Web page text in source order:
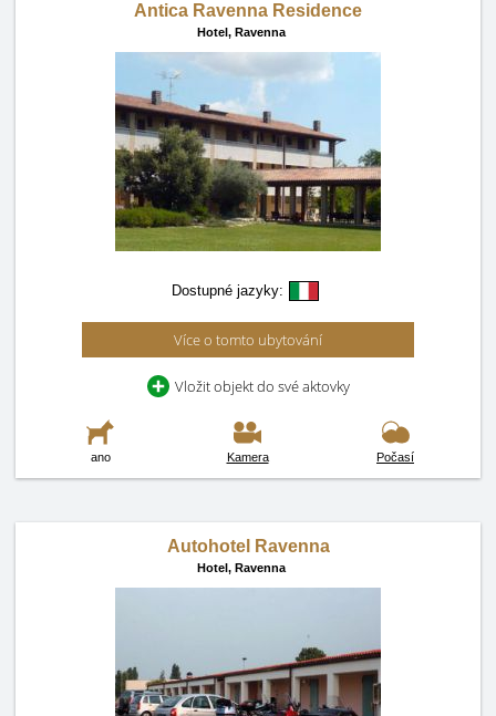
Antica Ravenna Residence
Hotel, Ravenna
Dostupné jazyky:
Více o tomto ubytování
Vložit objekt do své aktovky
ano Kamera Počasí
Autohotel Ravenna
Hotel, Ravenna